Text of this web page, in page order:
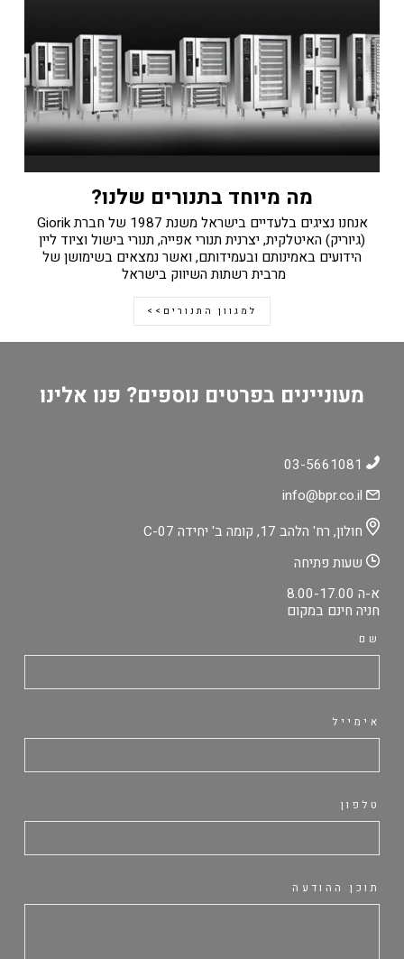
מה מיוחד בתנורים שלנו?
אנחנו נציגים בלעדיים בישראל משנת 1987 של חברת Giorik
(גיוריק) האיטלקית, יצרנית תנורי אפייה, תנורי בישול וציוד ליין
הידועים באמינותם ובעמידותם, ואשר נמצאים בשימושן של
מרבית רשתות השיווק בישראל
למגוון התנורים>>
מעוניינים בפרטים נוספים? פנו אלינו
חולון, רח' הלהב 17, קומה ב' יחידה C-07
שעות פתיחה
א-ה 8.00-17.00
חניה חינם במקום
שם
אימייל
טלפון
תוכן ההודעה